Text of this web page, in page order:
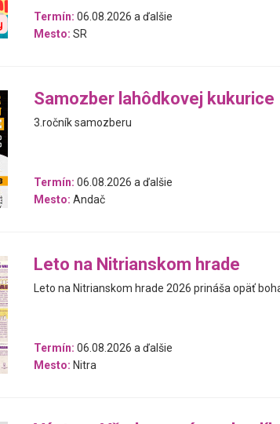
Termín: 06.08.2026 a ďalšie
Mesto: SR
Samozber lahôdkovej kukurice
3.ročník samozberu
Termín: 06.08.2026 a ďalšie
Mesto: Andač
Leto na Nitrianskom hrade
Leto na Nitrianskom hrade 2026 prináša opäť
Termín: 06.08.2026 a ďalšie
Mesto: Nitra